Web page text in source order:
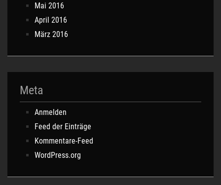
Mai 2016
April 2016
März 2016
Meta
Anmelden
Feed der Einträge
Kommentare-Feed
WordPress.org